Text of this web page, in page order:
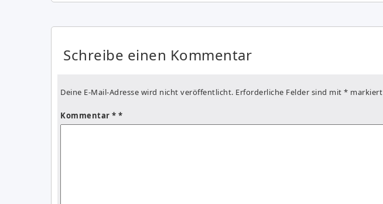
Schreibe einen Kommentar
Deine E-Mail-Adresse wird nicht veröffentlicht. Erforderliche Felder sind mit * markiert
Kommentar *